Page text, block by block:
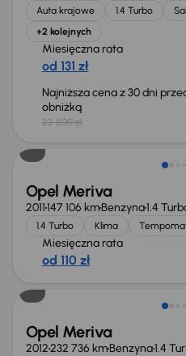
Auta krajowe 1.4 Turbo
+2 kolejnych
Miesięczna rata
od 131 zł
Najniższa cena z 30 dni
obniżką
22 500 zł
Opel Meriva
2011147 106 kmBenzyna1.4
1.4 Turbo Klima
Miesięczna rata
od 110 zł
Opel Meriva
2012232 736 kmBenzyna1.4